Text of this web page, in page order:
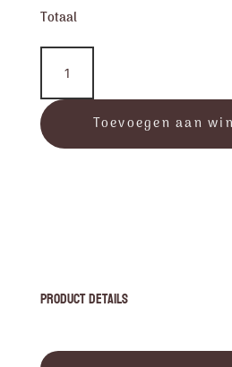
Totaal
RVS
Hart
in
hart
aantal
Toevoegen aan
Product Details